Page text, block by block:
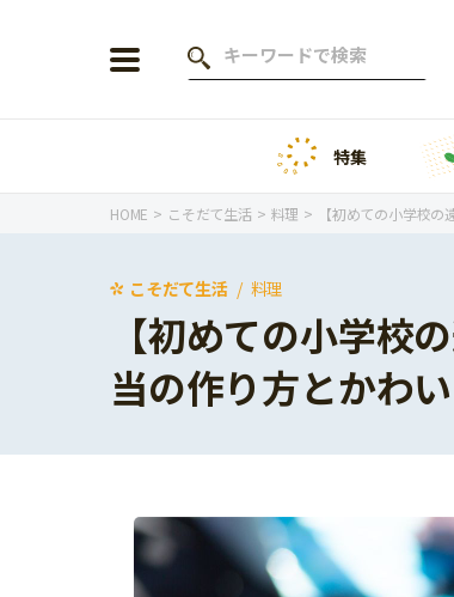
年齢から探す
1歳
小学1年生
小学2年生
小学3年生
小学4年生
ニュース
そだち＆まなび
特集
HOME こそだて生活 料理 【初めての小学校
こそだて生活 料理
【初めての小学校
当の作り方とかわ